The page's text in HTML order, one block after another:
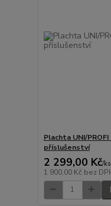
Plachta UNI/
příslušenství
2 299,00 Kč/ks
1 900,00 Kč bez